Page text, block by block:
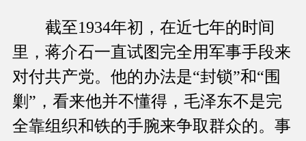
截至1934年初，在近七年的时间
里，蒋介石一直试图完全用军事手段来
对付共产党。他的办法是“封锁”和“围
剿”，看来他并不懂得，毛泽东不是完
全靠组织和铁的手腕来争取群众的。事